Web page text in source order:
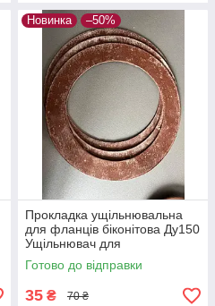
Новинка –50%
Прокладка ущільнювальна
для фланців біконітова Ду150
Ущільнювач для
трубопроводів Герметизуюча
прокладка Термостійка
прокладка
Готово до відправки
35 ₴ 70 ₴